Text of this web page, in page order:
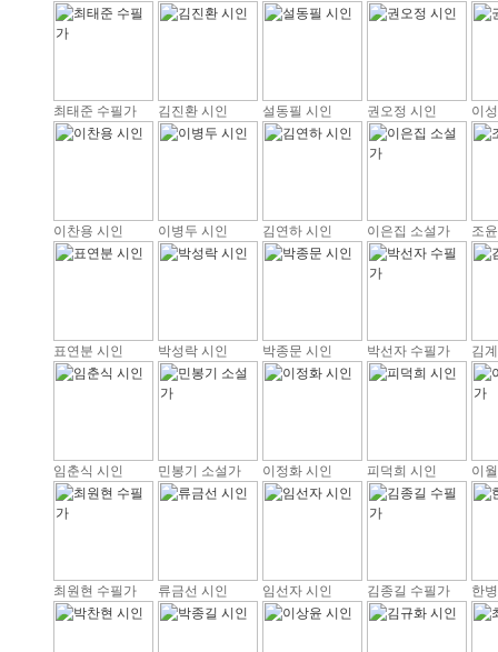
최태준 수필가 김진환 시인 설동필 시인 권오정 시인 이
이찬용 시인 이병두 시인 김연하 시인 이은집 소설가 조
표연분 시인 박성락 시인 박종문 시인 박선자 수필가 김
임춘식 시인 민봉기 소설가 이정화 시인 피덕희 시인 이
최원현 수필가 류금선 시인 임선자 시인 김종길 수필가 한